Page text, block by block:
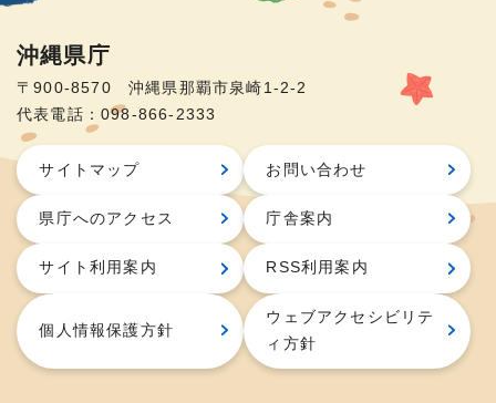
沖縄県庁
〒900-8570 沖縄県那覇市泉崎1-2-2
代表電話：098-866-2333
サイトマップ お問い合わせ
県庁へのアクセス 庁舎案内
サイト利用案内 RSS利用案内
個人情報保護方針
ウェブアクセシビリテ
ィ方針